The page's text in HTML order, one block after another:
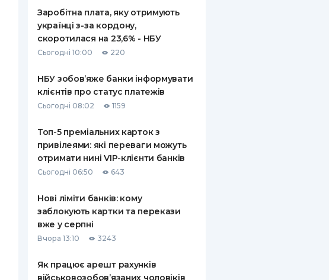
Заробітна плата, яку отримують
українці з-за кордону,
скоротилася на 23,6% - НБУ
Сьогодні 10:00 220
НБУ зобов’яже банки інформувати
клієнтів про статус платежів
Сьогодні 08:02 1159
Топ-5 преміальних карток з
привілеями: які переваги можуть
отримати нині VIP-клієнти банків
Сьогодні 06:50 643
Нові ліміти банків: кому
заблокують картки та перекази
вже у серпні
Вчора 13:10 3243
Як працює арешт рахунків
військовозобов’язаних чоловіків